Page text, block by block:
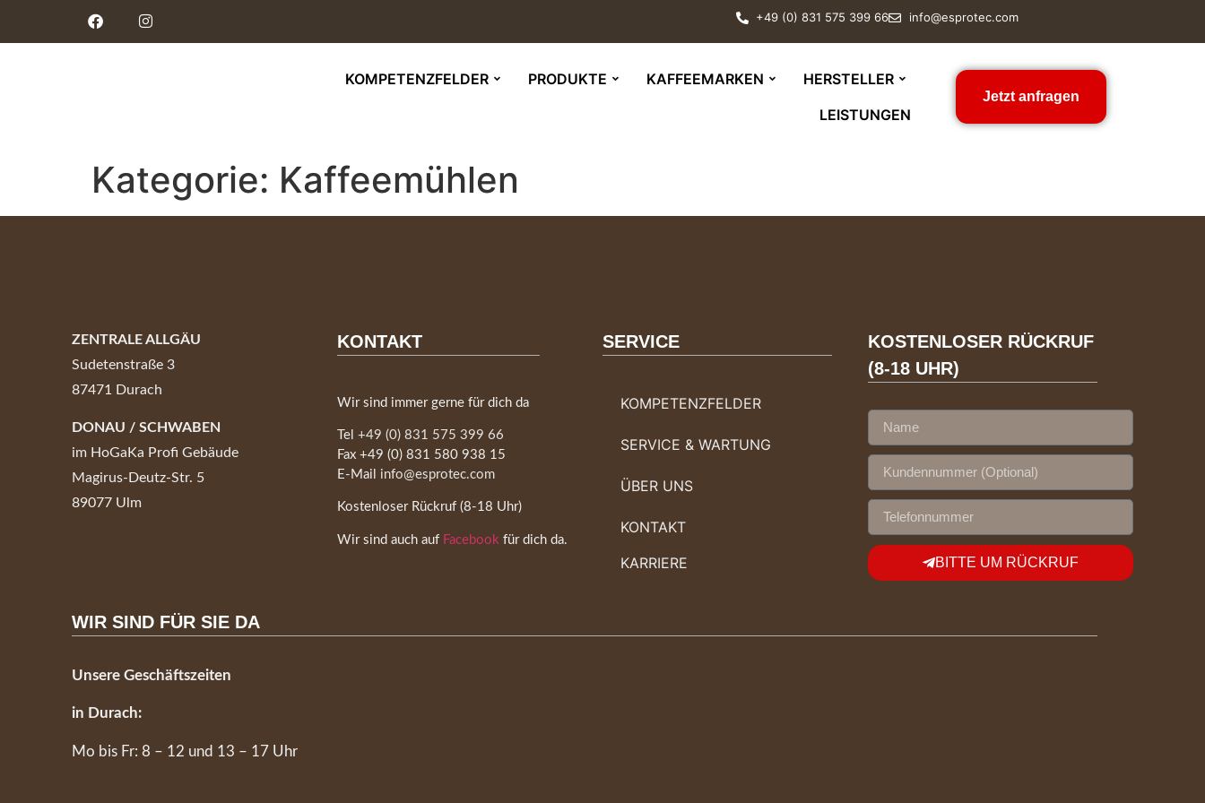
+49 (0) 831 575 399 66 info@esprotec.com
KOMPETENZFELDER PRODUKTE KAFFEEMARKEN
HERSTELLER
LEISTUNGEN
Jetzt anfragen
Kategorie: Kaffeemühlen
ZENTRALE ALLGÄU
Sudetenstraße 3
87471 Durach
DONAU / SCHWABEN
im HoGaKa Profi Gebäude
Magirus-Deutz-Str. 5
89077 Ulm
KONTAKT
Wir sind immer gerne für dich da
Tel +49 (0) 831 575 399 66
Fax +49 (0) 831 580 938 15
E-Mail
info@esprotec.com
Kostenloser Rückruf (8-18 Uhr)
Wir sind auch auf Facebook für dich da.
SERVICE
KOMPETENZFELDER
SERVICE & WARTUNG
ÜBER UNS
KONTAKT
KARRIERE
KOSTENLOSER RÜCKRUF
(8-18 UHR)
BITTE UM RÜCKRUF
WIR SIND FÜR SIE DA
Unsere Geschäftszeiten
in Durach:
Mo bis Fr: 8 – 12 und 13 – 17 Uhr